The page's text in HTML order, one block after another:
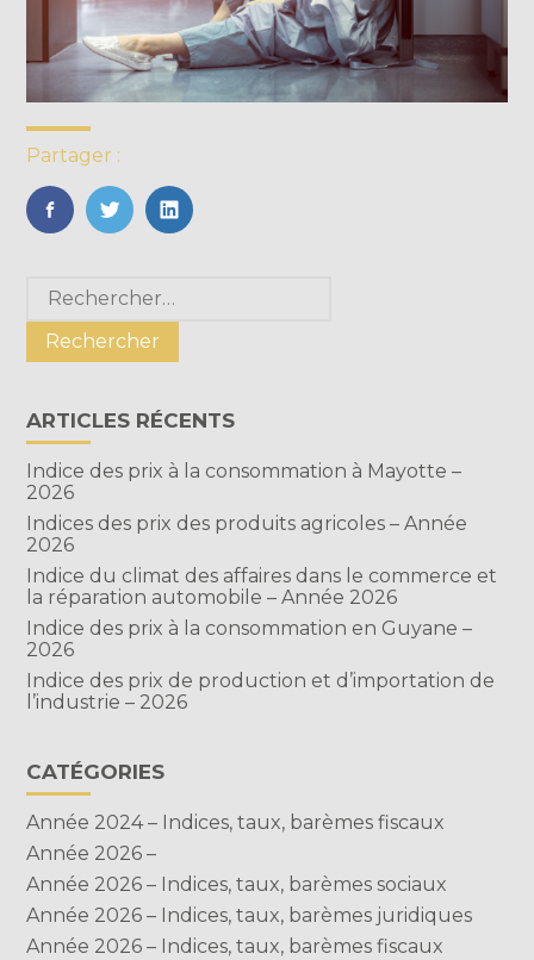
Partager :
FaceBook
TwitterLinkedIn
Blog
sidebar
Rechercher :
ARTICLES RÉCENTS
Indice des prix à la consommation à Mayotte –
2026
Indices des prix des produits agricoles – Année
2026
Indice du climat des affaires dans le commerce et
la réparation automobile – Année 2026
Indice des prix à la consommation en Guyane –
2026
Indice des prix de production et d’importation de
l’industrie – 2026
CATÉGORIES
Année 2024 – Indices, taux, barèmes fiscaux
Année 2026 –
Année 2026 – Indices, taux, barèmes sociaux
Année 2026 – Indices, taux, barèmes juridiques
Année 2026 – Indices, taux, barèmes fiscaux